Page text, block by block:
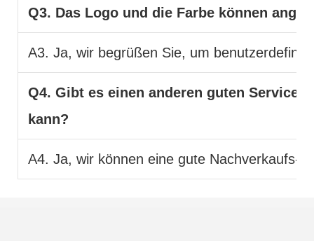
Q3. Das Logo und die Farbe können
A3. Ja, wir begrüßen Sie, um
Q4. Gibt es einen anderen guten Service,
kann?
A4. Ja, wir können eine gute Nachverkaufs-